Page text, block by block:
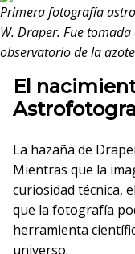
Primera fotografía
W. Draper. Fue
observatorio de la
El
La hazaña de
Mientras que la
curiosidad técnica,
que la fotografía
herramienta
universo.